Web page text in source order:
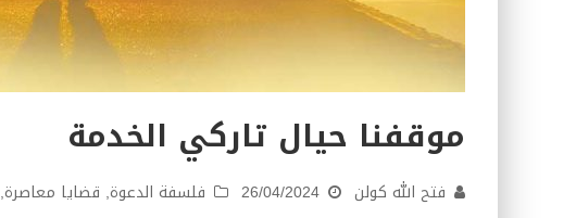
موقفنا حيال تاركي الخدمة
فتح الله كولن 26/04/2024 فلسفة الدعوة, قضايا معاصرة,